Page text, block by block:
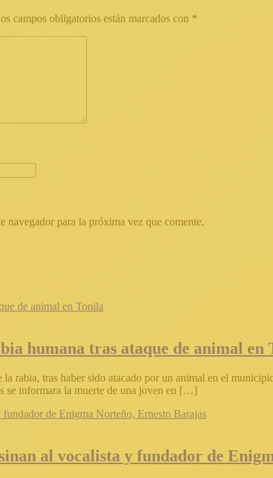
campos obligatorios están marcados con *
navegador para la próxima vez que comente.
humana tras ataque de animal en
rabia, tras haber sido atacado por un animal en el
se informara la muerte de una joven en […]
al vocalista y fundador de